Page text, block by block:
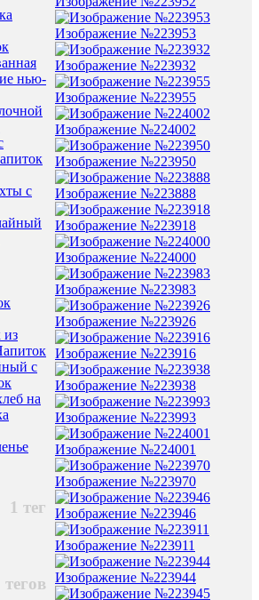
нью-
с
из
с
на
1 тег
тегов
Изображение №223953
Изображение №223932
Изображение №223955
Изображение №224002
Изображение №223950
Изображение №223888
Изображение №223918
Изображение №224000
Изображение №223983
Изображение №223926
Изображение №223916
Изображение №223938
Изображение №223993
Изображение №224001
Изображение №223970
Изображение №223946
Изображение №223911
Изображение №223944